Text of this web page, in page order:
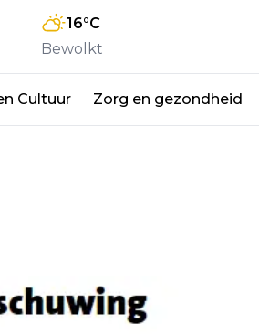
16°C
Bewolkt
Cultuur Zorg en gezondheid